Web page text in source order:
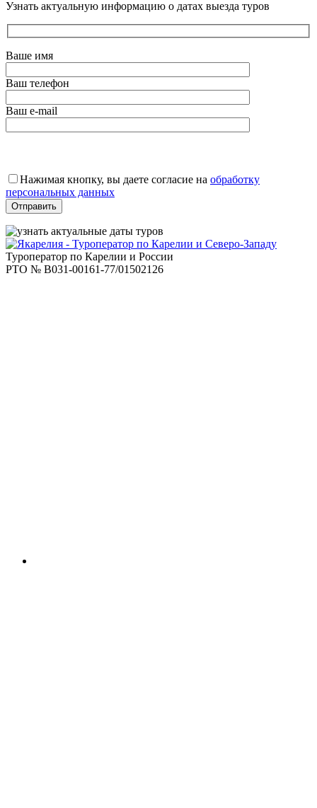
Узнать актуальную информацию о датах выезда туров
Ваше имя
Ваш телефон
Ваш e-mail
это
поле
пустым.
Нажимая кнопку, вы даете согласие на обработку
персональных данных
Туроператор по Карелии и России
РТО № В031-00161-77/01502126